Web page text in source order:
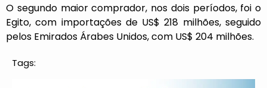
O segundo maior comprador, nos dois períodos, foi o
Egito, com importações de US$ 218 milhões, seguido
pelos Emirados Árabes Unidos, com US$ 204 milhões.
Tags: